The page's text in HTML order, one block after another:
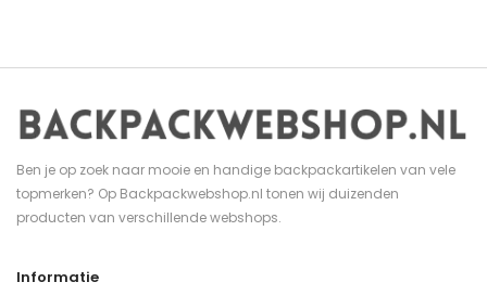
Ben je op zoek naar mooie en handige backpackartikelen van vele
topmerken? Op Backpackwebshop.nl tonen wij duizenden
producten van verschillende webshops.
Informatie